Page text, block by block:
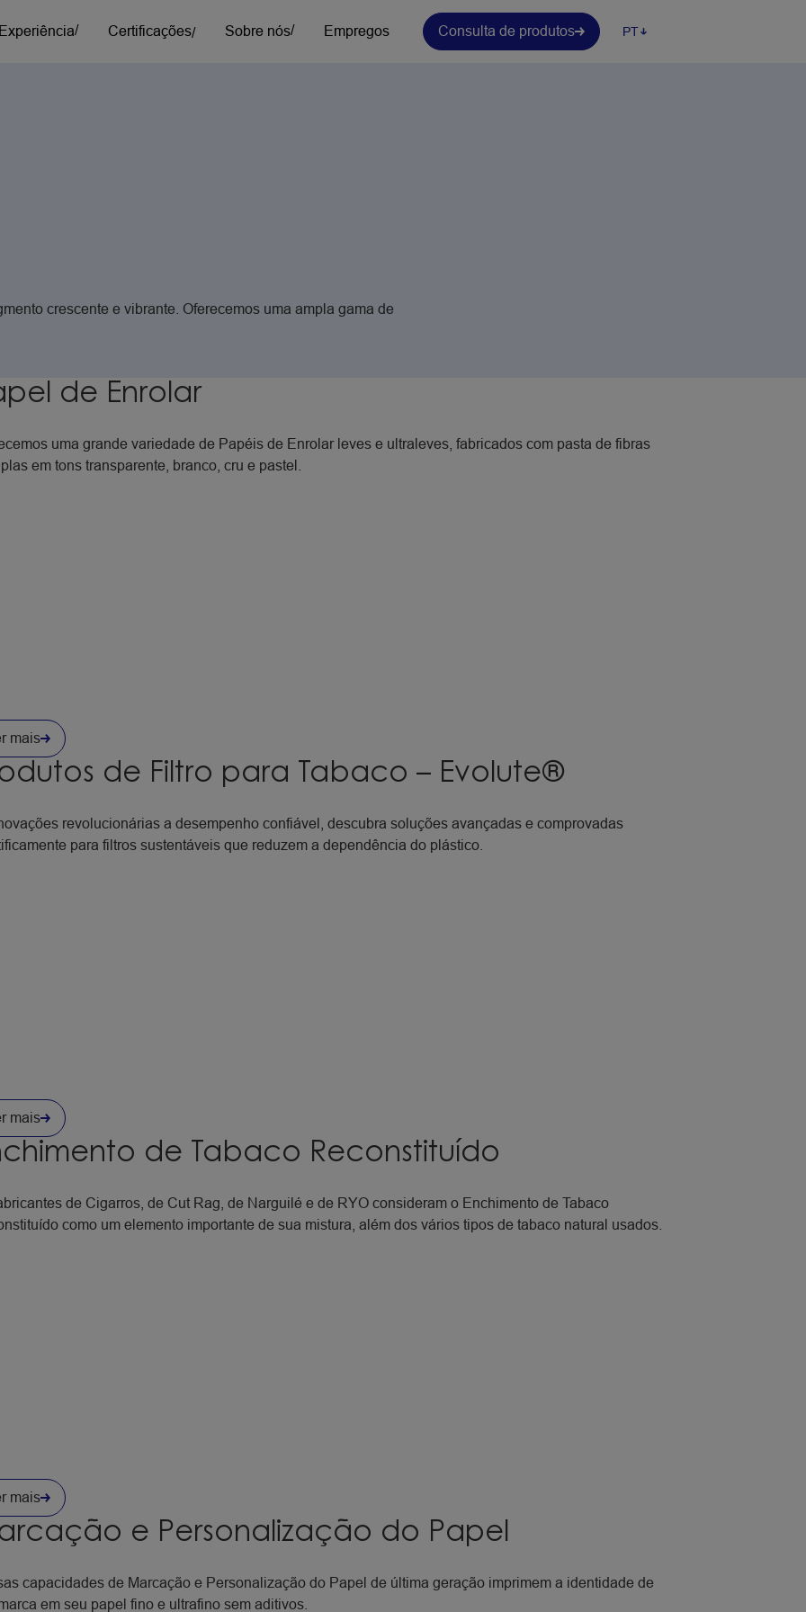
/ Certificações/
Sobre nós/ Empregos
Consulta de produtos
PT
crescente e vibrante. Oferecemos uma ampla gama de
de Enrolar
uma grande variedade de Papéis de Enrolar leves e ultraleves, fabricados com pasta de fibras
em tons transparente, branco, cru e pastel.
mais
de Filtro para Tabaco – Evolute®
revolucionárias a desempenho confiável, descubra soluções avançadas e comprovadas
para filtros sustentáveis que reduzem a dependência do plástico.
mais
de Tabaco Reconstituído
de Cigarros, de Cut Rag, de Narguilé e de RYO consideram o Enchimento de Tabaco
como um elemento importante de sua mistura, além dos vários tipos de tabaco natural usados.
mais
e Personalização do Papel
capacidades de Marcação e Personalização do Papel de última geração imprimem a identidade de
em seu papel fino e ultrafino sem aditivos.